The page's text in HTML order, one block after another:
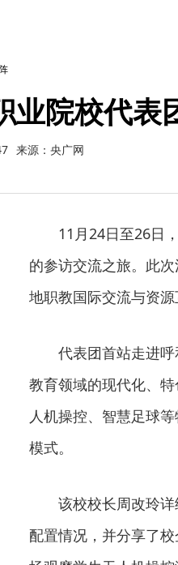
业院校代表
来源：央广网
11月24日至26日
的参访交流之旅。此
地职教国际交流与资源
代表团首站走进
教育领域的现代化、
人机操控、智慧足球
模式。
该校校长周改玲
配置情况，并分享了